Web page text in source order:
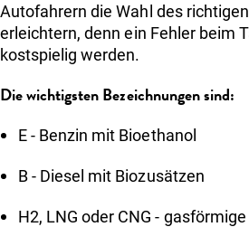
Autofahrern die Wahl des
erleichtern, denn ein Fehler beim
kostspielig werden.
Die wichtigsten Bezeichnungen sind:
E - Benzin mit Bioethanol
B - Diesel mit Biozusätzen
H2, LNG oder CNG -